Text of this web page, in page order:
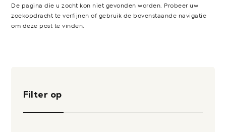
De pagina die u zocht kon niet gevonden worden. Probeer uw
zoekopdracht te verfijnen of gebruik de bovenstaande navigatie
om deze post te vinden.
Filter op